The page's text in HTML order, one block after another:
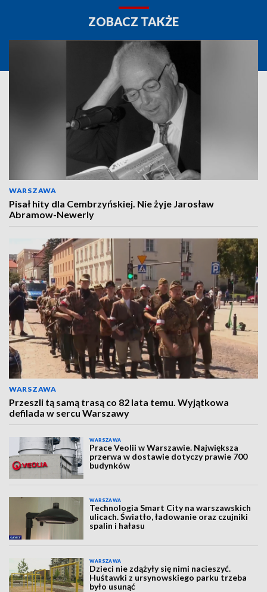
ZOBACZ TAKŻE
WARSZAWA
Pisał hity dla Cembrzyńskiej. Nie żyje Jarosław
Abramow-Newerly
WARSZAWA
Przeszli tą samą trasą co 82 lata temu. Wyjątkowa
defilada w sercu Warszawy
WARSZAWA
Prace Veolii w Warszawie. Największa
przerwa w dostawie dotyczy prawie 700
budynków
WARSZAWA
Technologia Smart City na warszawskich
ulicach. Światło, ładowanie oraz czujniki
spalin i hałasu
WARSZAWA
Dzieci nie zdążyły się nimi nacieszyć.
Huśtawki z ursynowskiego parku trzeba
było usunąć